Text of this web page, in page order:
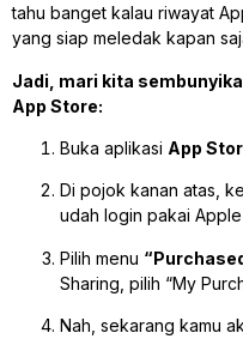
tahu banget kalau riwayat
yang siap meledak kapan
Jadi, mari kita
App Store:
Buka aplikasi App
Di pojok kanan atas,
udah login pakai
Pilih menu
Sharing, pilih “My
Nah, sekarang kamu